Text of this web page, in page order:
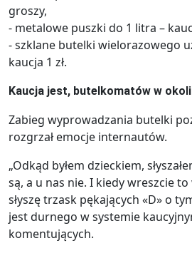
groszy,
- metalowe puszki do 1 litra –
- szklane butelki wielorazowego
kaucja 1 zł.
Kaucja jest, butelkomatów w
Zabieg wyprowadzania butelki
rozgrzał emocje internautów.
„Odkąd byłem dzieckiem,
są, a u nas nie. I kiedy wreszcie
słyszę trzask pękających «D» o
jest durnego w systemie
komentujących.